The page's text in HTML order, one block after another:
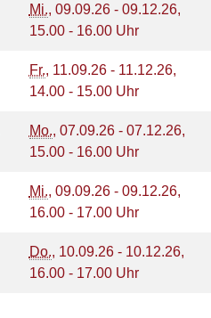
Mi., 09.09.26 - 09.12.26,
15.00 - 16.00 Uhr
Fr., 11.09.26 - 11.12.26,
14.00 - 15.00 Uhr
Mo., 07.09.26 - 07.12.26,
15.00 - 16.00 Uhr
Mi., 09.09.26 - 09.12.26,
16.00 - 17.00 Uhr
Do., 10.09.26 - 10.12.26,
16.00 - 17.00 Uhr